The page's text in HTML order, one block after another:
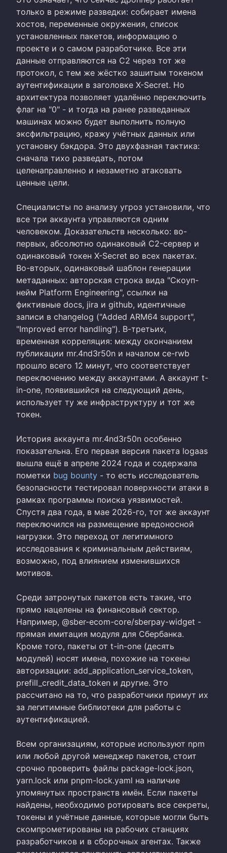
только в режиме разведки: собирает имена
хостов, переменные окружения, список
установленных пакетов, информацию о
проекте и о самом разработчике. Все эти
данные отправляются на C2 через тот же
протокол, с тем же жёстко зашитым токеном
аутентификации в заголовке X-Secret. Но
архитектура позволяет удалённо переключить
флаг на "0" - и тогда на ранее разведанных
машинах можно будет выполнить полную
эксфильтрацию, кражу учётных данных или
установку бэкдора. Это двухфазная тактика:
сначала тихо разведать, потом
целенаправленно и незаметно атаковать
ценные цели.
Специалисты по анализу угроз установили, что
все три аккаунта управляются одним
человеком. Доказательств несколько: во-
первых, абсолютно одинаковый C2-сервер и
одинаковый токен X-Secret во всех пакетах.
Во-вторых, одинаковый шаблон генерации
метаданных: авторская строка вида "Скоуп-
нейм Platform Engineering", ссылки на
фиктивные docs, jira и github, идентичные
записи в changelog ("Added ARM64 support",
"Improved error handling"). В-третьих,
временная корреляция: между окончанием
публикации mr.4nd3r50n и началом ce-rwb
прошло всего 12 минут, что соответствует
переключению между аккаунтами. А аккаунт t-
in-one, появившийся на следующий день,
использует ту же инфраструктуру и тот же
токен.
История аккаунта mr.4nd3r50n особенно
показательна. Его первая версия пакета logaas
вышла ещё в апреле 2024 года и содержала
пометки bug bounty - то есть исследователь
безопасности тестировал поверхности атаки в
рамках программы поиска уязвимостей.
Спустя два года, в мае 2026-го, тот же аккаунт
переключился на размещение вредоносной
нагрузки. Это переход от легитимного
исследования к криминальным действиям,
возможно, под влиянием изменившихся
мотивов.
Среди затронутых пакетов есть такие, что
прямо нацелены на финансовый сектор.
Например, @sber-ecom-core/sberpay-widget -
прямая имитация модуля для Сбербанка.
Кроме того, пакеты от t-in-one (десять
модулей) носят имена, похожие на токены
авторизации: add_application_service_token,
prefill_credit_data_token и другие. Это
рассчитано на то, что разработчики примут их
за легитимные библиотеки для работы с
аутентификацией.
Всем организациям, которые используют npm
или любой другой менеджер пакетов, стоит
срочно проверить файлы package-lock.json,
yarn.lock или pnpm-lock.yaml на наличие
упомянутых пространств имён. Если пакеты
найдены, необходимо ротировать все секреты,
токены и учётные данные, которые могли быть
скомпрометированы на рабочих станциях
разработчиков и в сборочных агентах. Также